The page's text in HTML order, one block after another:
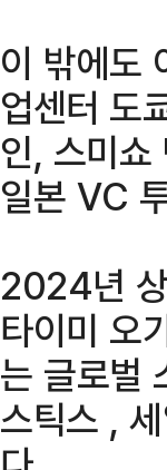
이 밖에도
업센터 도
인, 스미
일본 VC
2024년
타이미 오
는 글로벌
스틱스 ,